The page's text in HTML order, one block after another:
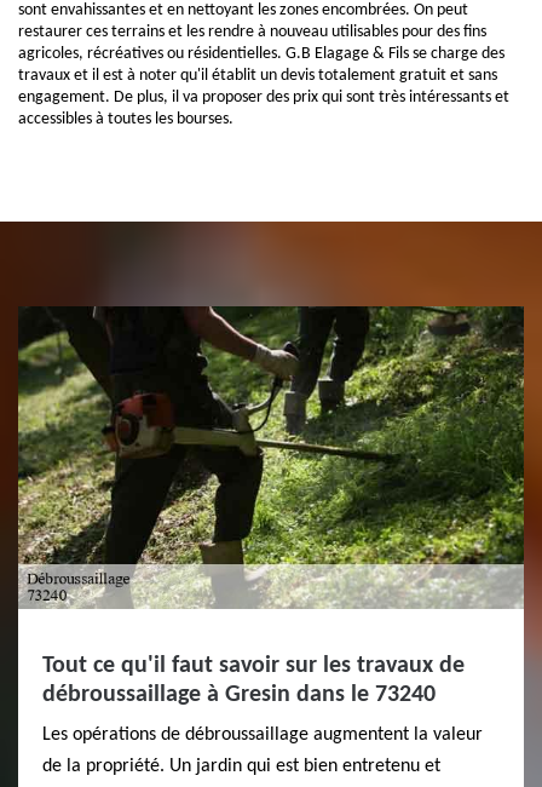
sont envahissantes et en nettoyant les zones encombrées. On peut
restaurer ces terrains et les rendre à nouveau utilisables pour des fins
agricoles, récréatives ou résidentielles. G.B Elagage & Fils se charge des
travaux et il est à noter qu'il établit un devis totalement gratuit et sans
engagement. De plus, il va proposer des prix qui sont très intéressants et
accessibles à toutes les bourses.
Tout ce qu'il faut savoir sur les travaux de
débroussaillage à Gresin dans le 73240
Les opérations de débroussaillage augmentent la valeur
de la propriété. Un jardin qui est bien entretenu et